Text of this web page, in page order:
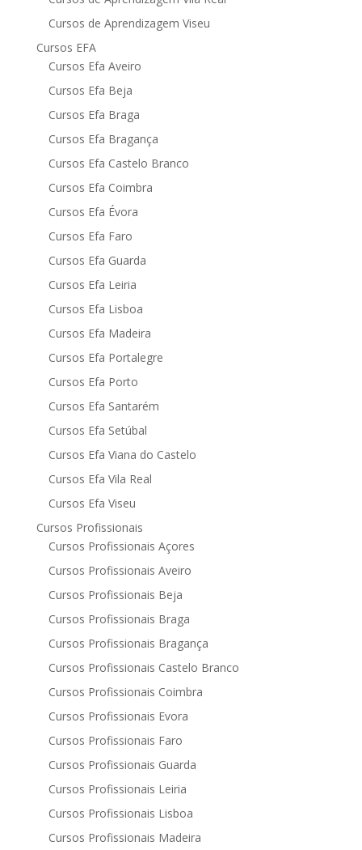
Cursos de Aprendizagem Viseu
Cursos EFA
Cursos Efa Aveiro
Cursos Efa Beja
Cursos Efa Braga
Cursos Efa Bragança
Cursos Efa Castelo Branco
Cursos Efa Coimbra
Cursos Efa Évora
Cursos Efa Faro
Cursos Efa Guarda
Cursos Efa Leiria
Cursos Efa Lisboa
Cursos Efa Madeira
Cursos Efa Portalegre
Cursos Efa Porto
Cursos Efa Santarém
Cursos Efa Setúbal
Cursos Efa Viana do Castelo
Cursos Efa Vila Real
Cursos Efa Viseu
Cursos Profissionais
Cursos Profissionais Açores
Cursos Profissionais Aveiro
Cursos Profissionais Beja
Cursos Profissionais Braga
Cursos Profissionais Bragança
Cursos Profissionais Castelo Branco
Cursos Profissionais Coimbra
Cursos Profissionais Evora
Cursos Profissionais Faro
Cursos Profissionais Guarda
Cursos Profissionais Leiria
Cursos Profissionais Lisboa
Cursos Profissionais Madeira